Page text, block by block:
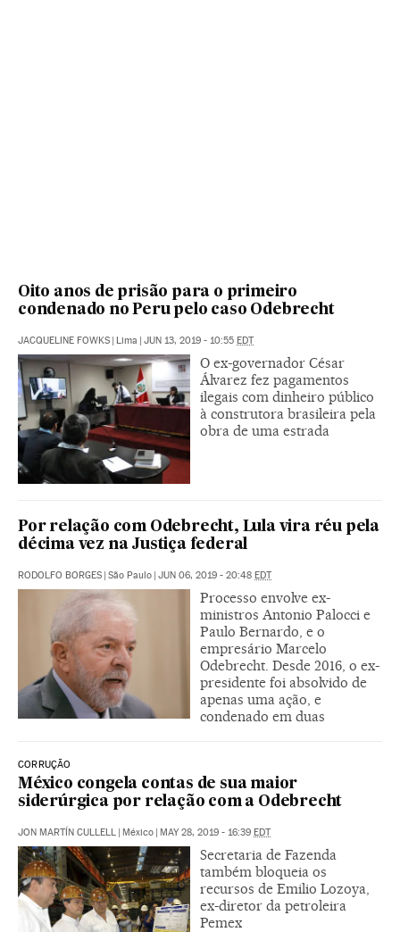
Oito anos de prisão para o primeiro
condenado no Peru pelo caso Odebrecht
JACQUELINE FOWKS | Lima | JUN 13, 2019 - 10:55 EDT
O ex-governador César
Álvarez fez pagamentos
ilegais com dinheiro público
à construtora brasileira pela
obra de uma estrada
Por relação com Odebrecht, Lula vira réu pela
décima vez na Justiça federal
RODOLFO BORGES | São Paulo | JUN 06, 2019 - 20:48 EDT
Processo envolve ex-
ministros Antonio Palocci e
Paulo Bernardo, e o
empresário Marcelo
Odebrecht. Desde 2016, o ex-
presidente foi absolvido de
apenas uma ação, e
condenado em duas
CORRUÇÃO
México congela contas de sua maior
siderúrgica por relação com a Odebrecht
JON MARTÍN CULLELL | México | MAY 28, 2019 - 16:39 EDT
Secretaria de Fazenda
também bloqueia os
recursos de Emilio Lozoya,
ex-diretor da petroleira
Pemex